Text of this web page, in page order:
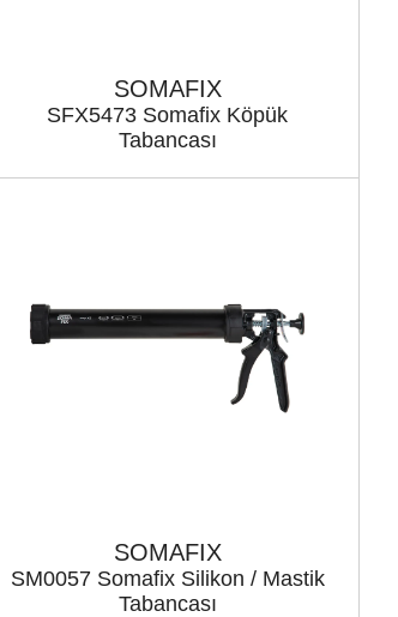
SOMAFIX
SFX5473 Somafix Köpük
Tabancası
SOMAFIX
SM0057 Somafix Silikon / Mastik
Tabancası